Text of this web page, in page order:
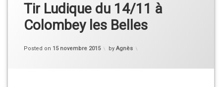
Tir Ludique du 14/11 à
Colombey les Belles
Posted on 15 novembre 2015
Updated on
by Agnès